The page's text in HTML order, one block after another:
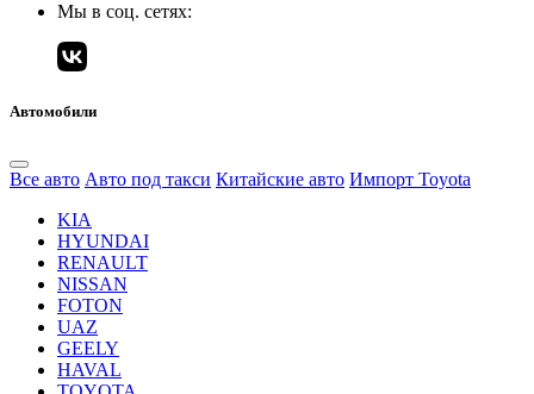
Мы в соц. сетях:
Автомобили
Все авто Авто под такси Китайские авто Импорт Toyota
KIA
HYUNDAI
RENAULT
NISSAN
FOTON
UAZ
GEELY
HAVAL